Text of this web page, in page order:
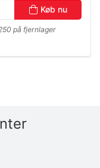
Køb nu
på fjernlager